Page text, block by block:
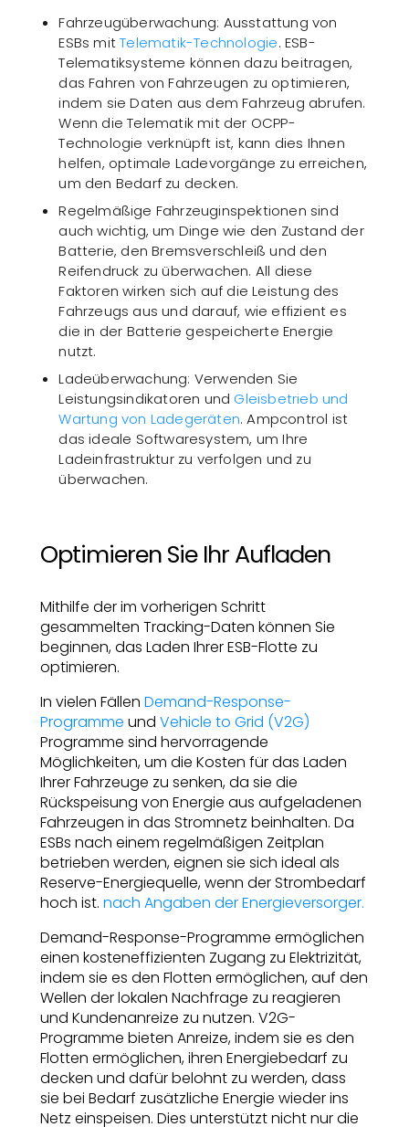
Fahrzeugüberwachung: Ausstattung von
ESBs mitTelematik-Technologie. ESB-
Telematiksysteme können dazu beitragen,
das Fahren von Fahrzeugen zu optimieren,
indem sie Daten aus dem Fahrzeug abrufen.
Wenn die Telematik mit der OCPP-
Technologie verknüpft ist, kann dies Ihnen
helfen, optimale Ladevorgänge zu erreichen,
um den Bedarf zu decken.
Regelmäßige Fahrzeuginspektionen sind
auch wichtig, um Dinge wie den Zustand der
Batterie, den Bremsverschleiß und den
Reifendruck zu überwachen. All diese
Faktoren wirken sich auf die Leistung des
Fahrzeugs aus und darauf, wie effizient es
die in der Batterie gespeicherte Energie
nutzt.
Ladeüberwachung: Verwenden Sie
Leistungsindikatoren und Gleisbetrieb und
Wartung von Ladegeräten. Ampcontrol ist
das ideale Softwaresystem, um Ihre
Ladeinfrastruktur zu verfolgen und zu
überwachen.
Optimieren Sie Ihr Aufladen
Mithilfe der im vorherigen Schritt
gesammelten Tracking-Daten können Sie
beginnen, das Laden Ihrer ESB-Flotte zu
optimieren.
In vielen FällenDemand-Response-
Programme undVehicle to Grid (V2G)
Programme sind hervorragende
Möglichkeiten, um die Kosten für das Laden
Ihrer Fahrzeuge zu senken, da sie die
Rückspeisung von Energie aus aufgeladenen
Fahrzeugen in das Stromnetz beinhalten. Da
ESBs nach einem regelmäßigen Zeitplan
betrieben werden, eignen sie sich ideal als
Reserve-Energiequelle, wenn der Strombedarf
hoch ist.nach Angaben der Energieversorger.
Demand-Response-Programme ermöglichen
einen kosteneffizienten Zugang zu Elektrizität,
indem sie es den Flotten ermöglichen, auf den
Wellen der lokalen Nachfrage zu reagieren
und Kundenanreize zu nutzen. V2G-
Programme bieten Anreize, indem sie es den
Flotten ermöglichen, ihren Energiebedarf zu
decken und dafür belohnt zu werden, dass
sie bei Bedarf zusätzliche Energie wieder ins
Netz einspeisen. Dies unterstützt nicht nur die